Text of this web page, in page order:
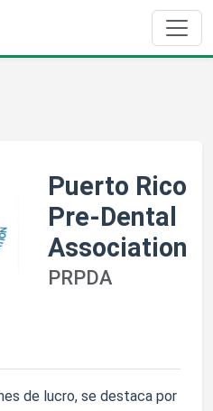
Puerto Rico
Pre-Dental
Association
PRPDA
de lucro, se destaca por